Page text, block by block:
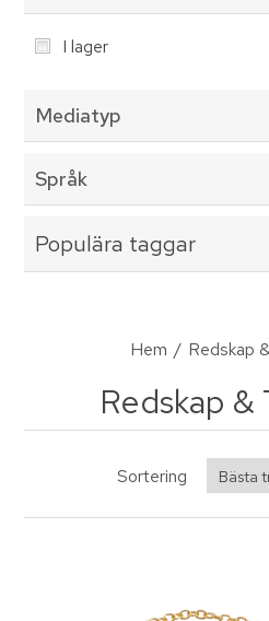
I lager
Mediatyp
Språk
Populära taggar
Hem / Redskap
Redskap
Sortering